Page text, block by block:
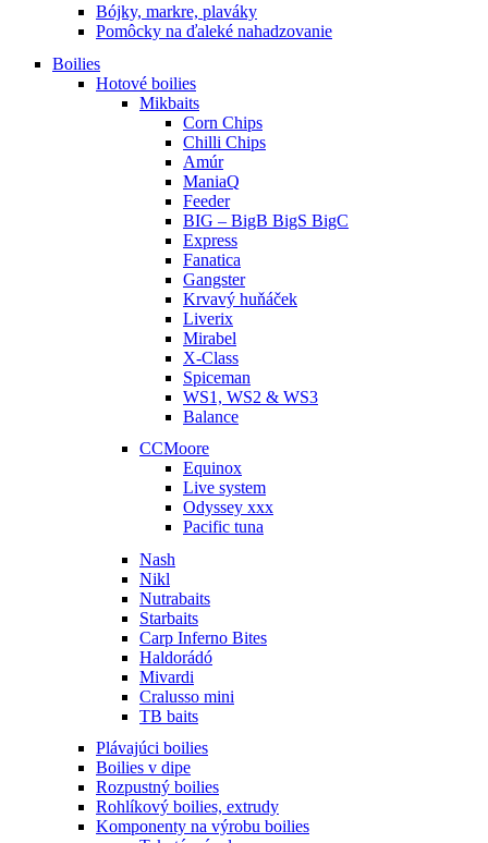
Bójky, markre, plaváky
Pomôcky na ďaleké nahadzovanie
Boilies
Hotové boilies
Mikbaits
Corn Chips
Chilli Chips
Amúr
ManiaQ
Feeder
BIG – BigB BigS BigC
Express
Fanatica
Gangster
Krvavý huňáček
Liverix
Mirabel
X-Class
Spiceman
WS1, WS2 & WS3
Balance
CCMoore
Equinox
Live system
Odyssey xxx
Pacific tuna
Nash
Nikl
Nutrabaits
Starbaits
Carp Inferno Bites
Haldorádó
Mivardi
Cralusso mini
TB baits
Plávajúci boilies
Boilies v dipe
Rozpustný boilies
Rohlíkový boilies, extrudy
Komponenty na výrobu boilies